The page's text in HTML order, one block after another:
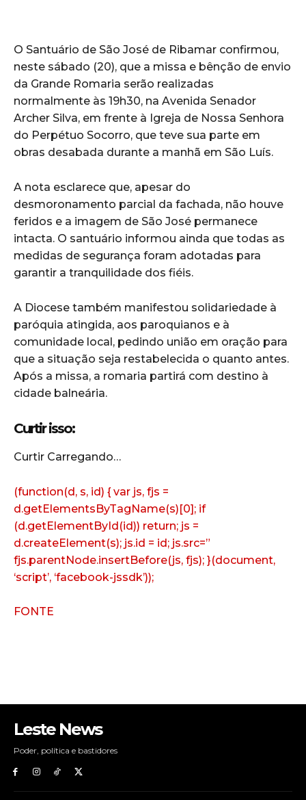
O Santuário de São José de Ribamar confirmou,
neste sábado (20), que a missa e bênção de envio
da Grande Romaria serão realizadas
normalmente às 19h30, na Avenida Senador
Archer Silva, em frente à Igreja de Nossa Senhora
do Perpétuo Socorro, que teve sua parte em
obras desabada durante a manhã em São Luís.
A nota esclarece que, apesar do
desmoronamento parcial da fachada, não houve
feridos e a imagem de São José permanece
intacta. O santuário informou ainda que todas as
medidas de segurança foram adotadas para
garantir a tranquilidade dos fiéis.
A Diocese também manifestou solidariedade à
paróquia atingida, aos paroquianos e à
comunidade local, pedindo união em oração para
que a situação seja restabelecida o quanto antes.
Após a missa, a romaria partirá com destino à
cidade balneária.
Curtir isso:
Curtir Carregando…
(function(d, s, id) { var js, fjs =
d.getElementsByTagName(s)[0]; if
(d.getElementById(id)) return; js =
d.createElement(s); js.id = id; js.src=”
fjs.parentNode.insertBefore(js, fjs); }(document,
‘script’, ‘facebook-jssdk’));
FONTE
Leste News
Poder, política e bastidores